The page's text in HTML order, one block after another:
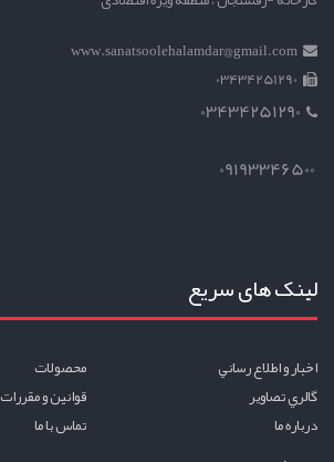
www.sanatsoolehalamdar@gmail.com
03434251290
03434251290
09193346500
لینک های سریع
اخبار و اطلاع رساني
محصولات
گالري تصاوير
قوانين و مقررات
درباره ما
تماس با ما